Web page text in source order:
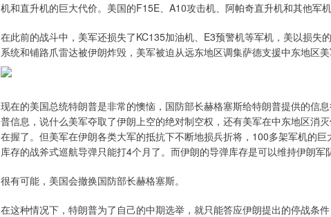
机和直升机的巨大代价。美国的F15E、A10攻击机、阿帕奇直升机和其他军机
在此前的战斗中，美军还损失了KC135加油机、E3预警机等军机，美以损失
系统和铺路爪雷达被伊朗炸毁，美军被迫从远东地区调集萨德支援中东地区美
现在的美国总统特朗普是非常的懊恼，国防部长赫格塞斯给特朗普提供的信
普信息，说什么美军夺取了伊朗上空的绝对制空权，还有美军在中东地区消
在握了。但美军在伊朗各类大军的抵抗下不断地损兵折将，100多架军机的
库存的战斧式巡航导弹只能打4个月了。而伊朗的导弹库存是可以维持伊朗军
很有可能，美国会撤换国防部长赫格塞斯。
在这种情况下，特朗普为了自己的中期选举，就只能答应伊朗提出的停战条